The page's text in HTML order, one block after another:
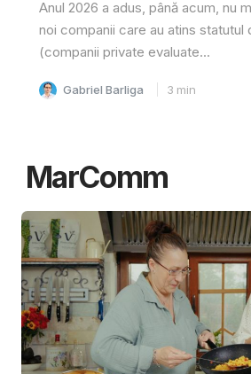
Anul 2026 a adus, până acum, nu
noi companii care au atins statutul
(companii private evaluate...
Gabriel Barliga 3 min
MarComm